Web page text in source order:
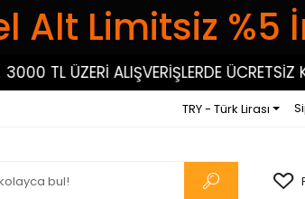
Alt Limitsiz %5
TL ÜZERİ ALIŞVERİŞLERDE ÜCRETSİZ
TRY - Türk Lirası